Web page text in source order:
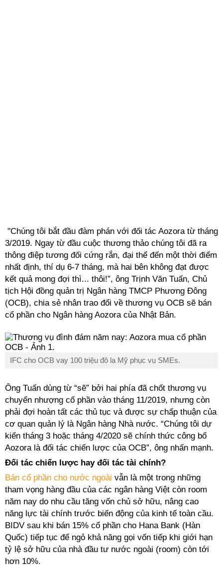
"Chúng tôi bắt đầu đàm phán với đối tác Aozora từ tháng
3/2019. Ngay từ đầu cuộc thương thảo chúng tôi đã ra
thông điệp tương đối cứng rắn, đại thể đến một thời điểm
nhất định, thí dụ 6-7 tháng, mà hai bên không đạt được
kết quả mong đợi thì... thôi!”, ông Trịnh Văn Tuấn, Chủ
tịch Hội đồng quản trị Ngân hàng TMCP Phương Đông
(OCB), chia sẻ nhân trao đổi về thương vụ OCB sẽ bán
cổ phần cho Ngân hàng Aozora của Nhật Bản.
IFC cho OCB vay 100 triệu đô la Mỹ phục vụ SMEs.
Ông Tuấn dùng từ “sẽ” bởi hai phía đã chốt thương vụ
chuyển nhượng cổ phần vào tháng 11/2019, nhưng còn
phải đợi hoàn tất các thủ tục và được sự chấp thuận của
cơ quan quản lý là Ngân hàng Nhà nước. “Chúng tôi dự
kiến tháng 3 hoặc tháng 4/2020 sẽ chính thức công bố
Aozora là đối tác chiến lược của OCB”, ông nhấn mạnh.
Đối tác chiến lược hay đối tác tài chính?
Bán cổ phần cho nước ngoài vẫn là một trong những
tham vọng hàng đầu của các ngân hàng Việt còn room
năm nay do nhu cầu tăng vốn chủ sở hữu, nâng cao
năng lực tài chính trước biến động của kinh tế toàn cầu.
BIDV sau khi bán 15% cổ phần cho Hana Bank (Hàn
Quốc) tiếp tục để ngỏ khả năng gọi vốn tiếp khi giới hạn
tỷ lệ sở hữu của nhà đầu tư nước ngoài (room) còn tới
hơn 10%.